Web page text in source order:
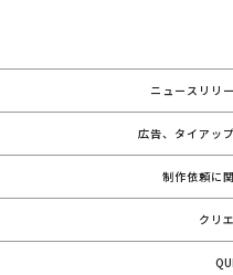
ニュースリリ
広告、タイアッ
制作依頼に
クリ